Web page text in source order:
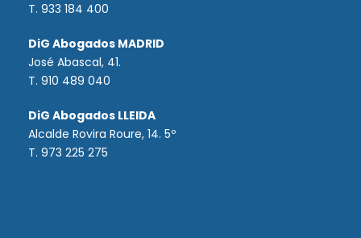
T. 933 184 400
DiG Abogados MADRID
José Abascal, 41.
T. 910 489 040
DiG Abogados LLEIDA
Alcalde Rovira Roure, 14. 5º
T. 973 225 275